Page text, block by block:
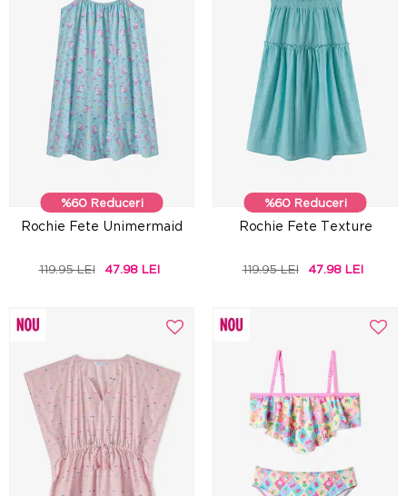
%60 Reduceri
Rochie Fete Unimermaid
119.95 LEI 47.98 LEI
%60 Reduceri
Rochie Fete Texture
119.95 LEI 47.98 LEI